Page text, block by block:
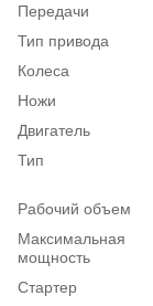
Передачи
Тип привода
Колеса
Ножи
Двигатель
Тип
Рабочий объем
Максимальная
мощность
Стартер